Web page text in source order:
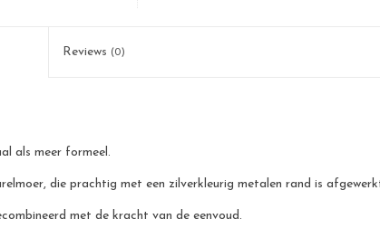
Reviews (0)
als meer formeel.
die prachtig met een zilverkleurig metalen rand is
met de kracht van de eenvoud.